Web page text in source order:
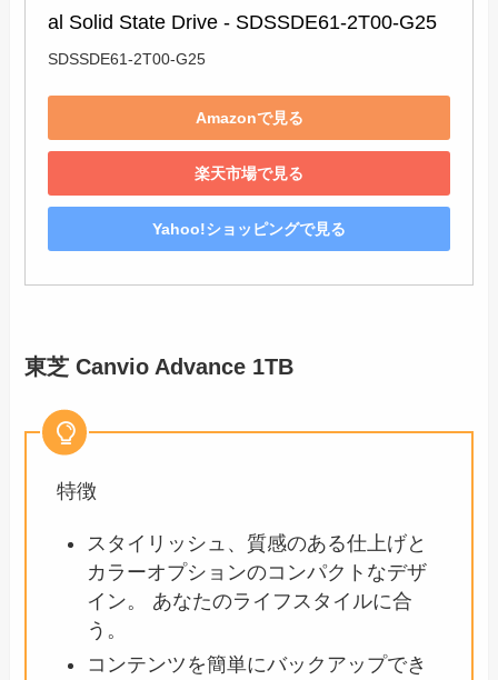
al Solid State Drive - SDSSDE61-2T00-G25
SDSSDE61-2T00-G25
Amazonで見る
楽天市場で見る
Yahoo!ショッピングで見る
東芝 Canvio Advance 1TB
特徴
スタイリッシュ、質感のある仕上げと
カラーオプションのコンパクトなデザ
イン。 あなたのライフスタイルに合
う。
コンテンツを簡単にバックアップでき